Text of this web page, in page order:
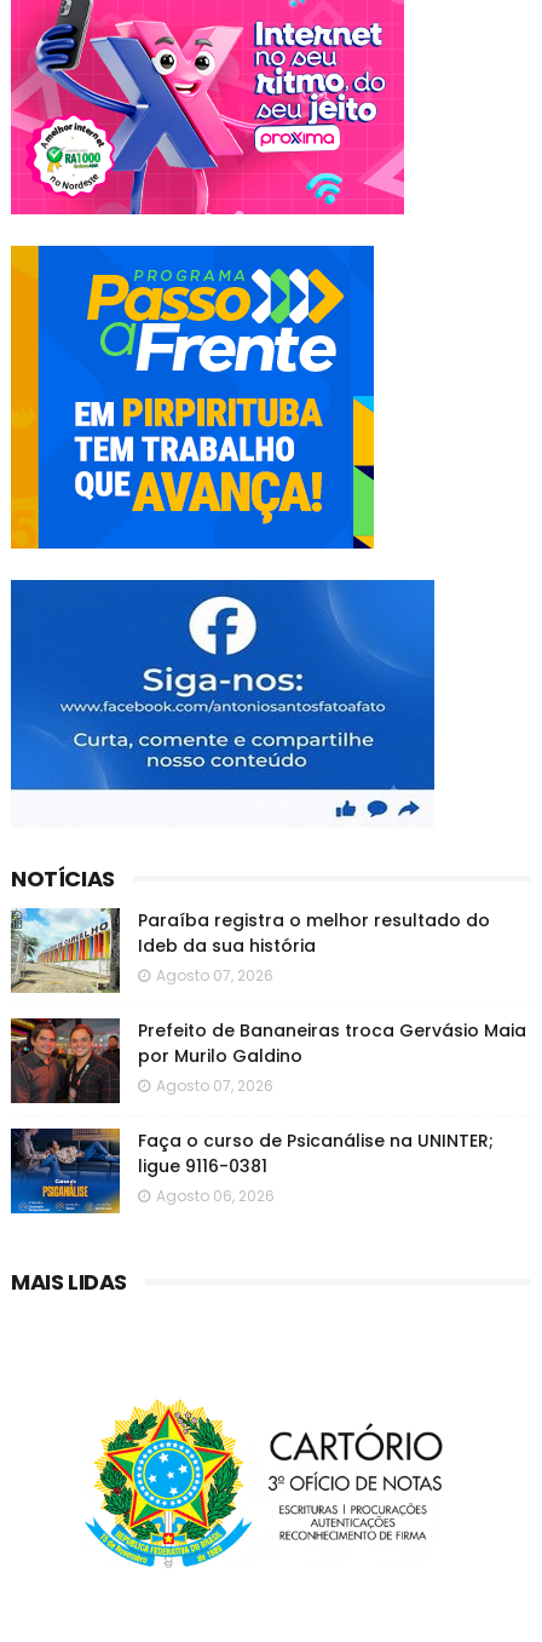
NOTÍCIAS
Paraíba registra o melhor resultado do
Ideb da sua história
Agosto 07, 2026
Prefeito de Bananeiras troca Gervásio Maia
por Murilo Galdino
Agosto 07, 2026
Faça o curso de Psicanálise na UNINTER;
ligue 9116-0381
Agosto 06, 2026
MAIS LIDAS